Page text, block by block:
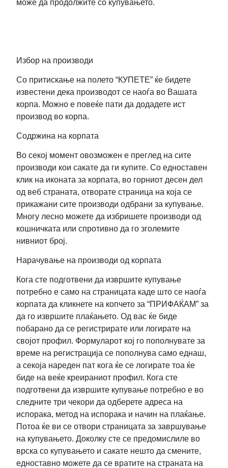
може да продолжите со купувањето.
Избор на производи
Со притискање на полето “КУПЕТЕ” ќе бидете
известени дека производот се наоѓа во Вашата
корпа. Можно е повеќе пати да додадете ист
производ во корпа.
Содржина на корпата
Во секој момент овозможен е преглед на сите
производи кои сакате да ги купите. Со едноставен
клик на иконата за корпата, во горниот десен дел
од веб страната, отворате страница на која се
прикажани сите производи одбрани за купување.
Многу лесно можете да избришете производи од
кошничката или спротивно да го зголемите
нивниот број.
Нарачување на производи од корпата
Кога сте подготвени да извршите купување
потребно е само на страницата каде што се наоѓа
корпата да кликнете на копчето за “ПРИФАЌАМ” за
да го извршите плаќањето. Од вас ќе биде
побарано да се регистрирате или логирате на
својот профил. Формуларот кој го пополнувате за
време на регистрација се пополнува само еднаш,
а секоја нареден пат кога ќе се логирате тоа ќе
биде на веќе креираниот профил. Кога сте
подготвени да извршите купување потребно е во
следните три чекори да одберете адреса на
испорака, метод на испорака и начин на плаќање.
Потоа ќе ви се отвори страницата за завршување
на купувањето. Доколку сте се предомислиле во
врска со купувањето и сакате нешто да смените,
едноставно можете да се вратите на страната на